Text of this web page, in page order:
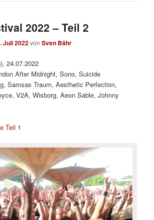
2022 – Teil 2
Juli 2022vonSven Bähr
24.07.2022
After Midnight, Sono, Suicide
Samsas Traum, Aesthetic Perfection,
V2A, Wisborg, Aeon Sable, Johnny
Teil 1